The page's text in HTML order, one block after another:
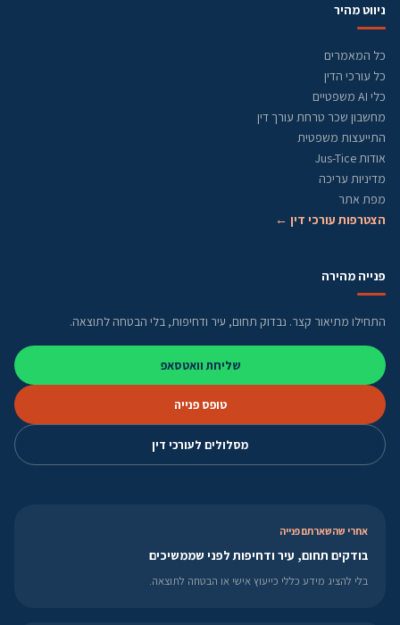
ניווט מהיר
כל המאמרים
כל עורכי הדין
כלי AI משפטיים
מחשבון שכר טרחת עורך דין
התייעצות משפטית
אודות Jus-Tice
מדיניות עריכה
מפת אתר
הצטרפות עורכי דין ←
פנייה מהירה
התחילו מתיאור קצר. נבדוק תחום, עיר ודחיפות, בלי הבטחה לתוצאה.
שליחת וואטסאפ
טופס פנייה
מסלולים לעורכי דין
אחרי שהשארתם פנייה
בודקים תחום, עיר ודחיפות לפני שממשיכים
בלי להציג מידע כללי כייעוץ אישי או הבטחה לתוצאה.